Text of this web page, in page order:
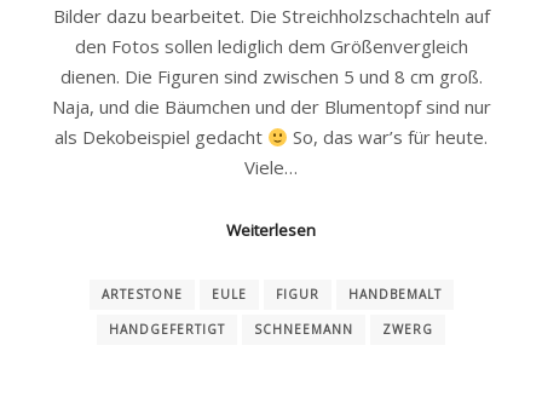
Bilder dazu bearbeitet. Die Streichholzschachteln auf
den Fotos sollen lediglich dem Größenvergleich
dienen. Die Figuren sind zwischen 5 und 8 cm groß.
Naja, und die Bäumchen und der Blumentopf sind nur
als Dekobeispiel gedacht
So, das war’s für heute.
Viele…
Weiterlesen
ARTESTONE EULE FIGUR HANDBEMALT
HANDGEFERTIGT SCHNEEMANN ZWERG